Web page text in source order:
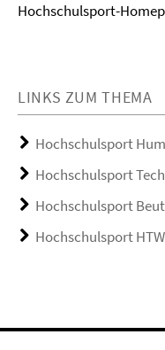
Hochschulsport-
LINKS ZUM THEMA
Hochschulsport
Hochschulsport
Hochschulsport
Hochschulsport